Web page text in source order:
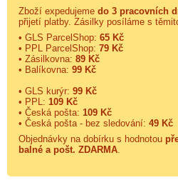
Zboží expedujeme do 3 pracovních
přijetí platby. Zásilky posíláme s
• GLS ParcelShop: 65 Kč
• PPL ParcelShop: 79 Kč
• Zásilkovna: 89 Kč
• Balíkovna: 99 Kč
• GLS kurýr: 99 Kč
• PPL: 109 Kč
• Česká pošta: 109 Kč
• Česká pošta - bez sledování: 49 Kč
Objednávky na dobírku s hodnotou
balné a pošt. ZDARMA.